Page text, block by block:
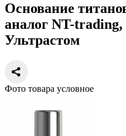
Основание
аналог NT-
Ультрастом
Фото товара условное